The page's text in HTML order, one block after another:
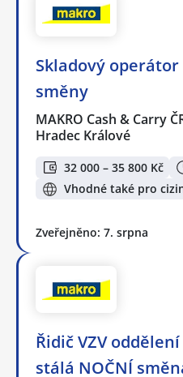
Skladový
směny
MAKRO Cash & Carry
Hradec Králové
32 000 – 35 800 Kč
Vhodné také pro
Zveřejněno: 7. srpna
Řidič VZV oddělení
stálá NOČNÍ